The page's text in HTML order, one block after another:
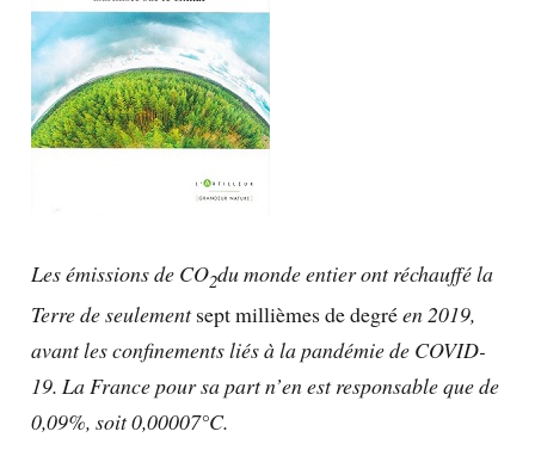
Les émissions de CO2du monde entier ont réchauffé la
Terre de seulementsept millièmes de degréen 2019,
avant les confinements liés à la pandémie de COVID-
19. La France pour sa part n’en est responsable que de
0,09%, soit 0,00007°C.